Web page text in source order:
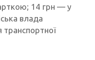
14 грн — у
влада